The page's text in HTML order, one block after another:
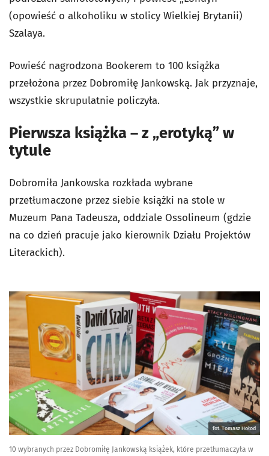
(opowieść o alkoholiku w stolicy Wielkiej Brytanii)
Szalaya.
Powieść nagrodzona Bookerem to 100 książka
przełożona przez Dobromiłę Jankowską. Jak przyznaje,
wszystkie skrupulatnie policzyła.
Pierwsza książka – z „erotyką” w
tytule
Dobromiła Jankowska rozkłada wybrane
przetłumaczone przez siebie książki na stole w
Muzeum Pana Tadeusza, oddziale Ossolineum (gdzie
na co dzień pracuje jako kierownik Działu Projektów
Literackich).
fot. Tomasz Hołod
10 wybranych przez Dobromiłę Jankowską książek, które przetłumaczyła w